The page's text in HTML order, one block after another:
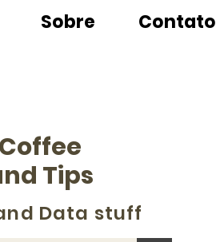
Sobre Contato
Coffee
Tips
Data stuff